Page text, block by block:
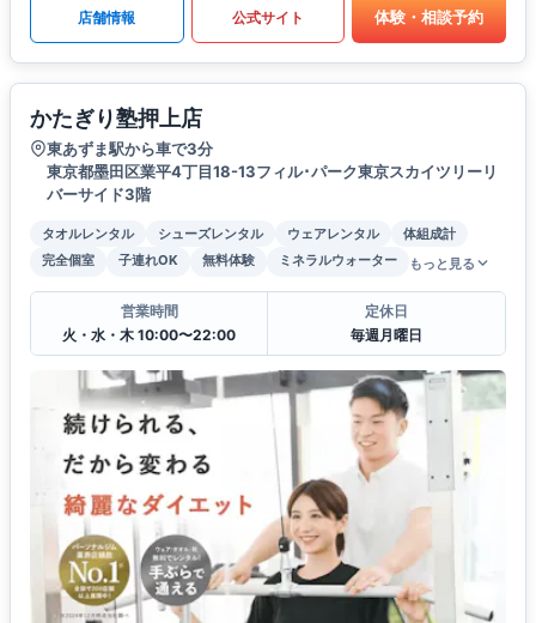
店舗情報 公式サイト 体験・相談予約
かたぎり塾押上店
東あずま駅から車で3分
東京都墨田区業平4丁目18-13フィル･パーク東京スカイツリーリ
バーサイド3階
タオルレンタル シューズレンタル ウェアレンタル
体組成計
完全個室
子連れOK 無料体験 ミネラルウォーター もっと見る
営業時間
火・水・木 10:00〜22:00
定休日
毎週月曜日